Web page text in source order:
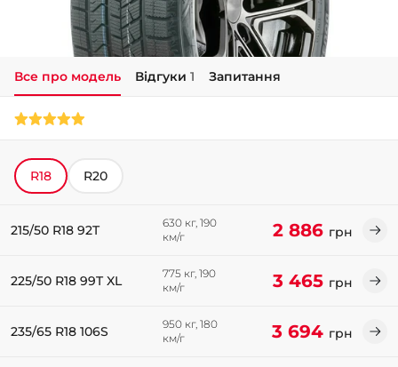
+38 (098) 911-911-4
- на Калиновій
+38 (077) 7-184-184
Все про модель Відгуки 1 Запитання
R18 R20
215/50 R18 92T
630 кг, 190
км/г
2 886 грн
225/50 R18 99T XL
775 кг, 190
км/г
3 465 грн
235/65 R18 106S
950 кг, 180
км/г
3 694 грн